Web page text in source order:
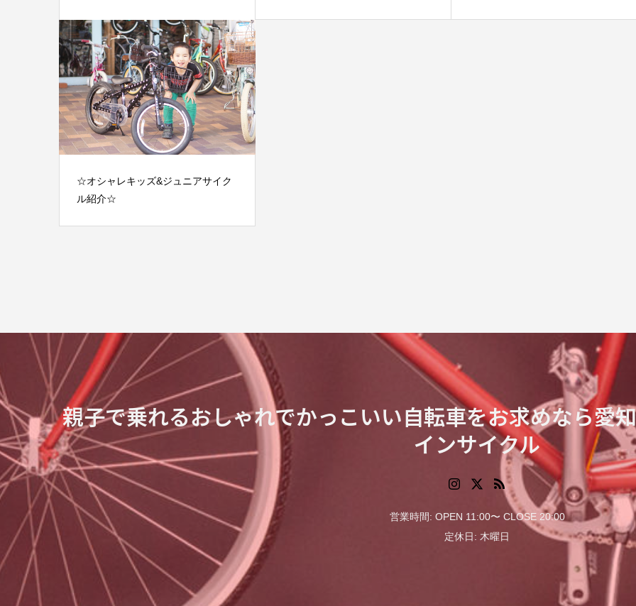
☆オシャレキッズ&ジュニアサイク
ル紹介☆
親子で乗れるおしゃれでかっこいい自転車をお求めなら愛
インサイクル
営業時間: OPEN 11:00〜 CLOSE 20:00
定休日: 木曜日